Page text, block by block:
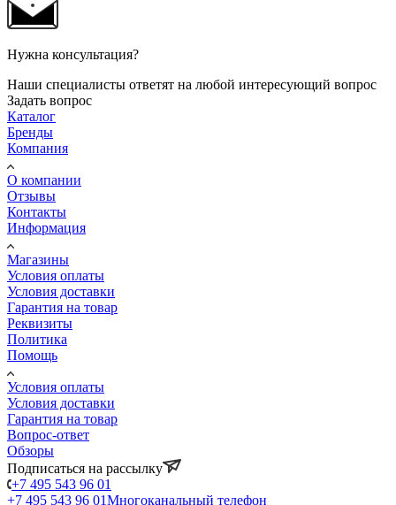
Нужна консультация?
Наши специалисты ответят на любой интересующий вопрос
Задать вопрос
Каталог
Бренды
Компания
О компании
Отзывы
Контакты
Информация
Магазины
Условия оплаты
Условия доставки
Гарантия на товар
Реквизиты
Политика
Помощь
Условия оплаты
Условия доставки
Гарантия на товар
Вопрос-ответ
Обзоры
Подписаться на рассылку
+7 495 543 96 01
+7 495 543 96 01Многоканальный телефон